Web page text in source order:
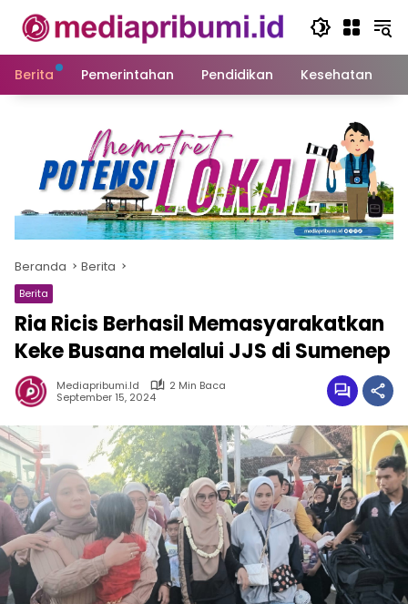
konten
Berita
Pemerintahan Pendidikan Kesehatan
Beranda Berita
Berita
Ria Ricis Berhasil Memasyarakatkan
Keke Busana melalui JJS di Sumenep
Mediapribumi.id
2 Min Baca
September 15, 2024